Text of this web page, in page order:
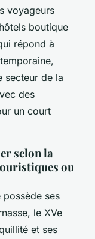
voyageurs
boutique
répond à
secteur de la
des
un court
selon la
ou
possède ses
le XVe
et ses